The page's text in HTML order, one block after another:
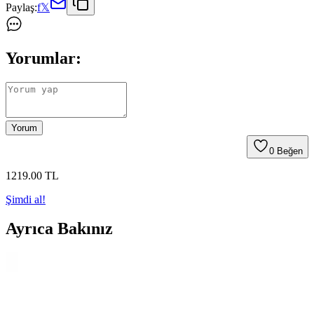
Paylaş:f𝕏
Yorumlar:
Yorum
0 Beğen
1219.00 TL
Şimdi al!
Ayrıca Bakınız